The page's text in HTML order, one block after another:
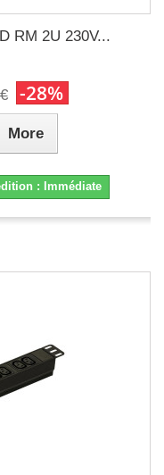
RM 2U 230V...
-28%
More
: Immédiate